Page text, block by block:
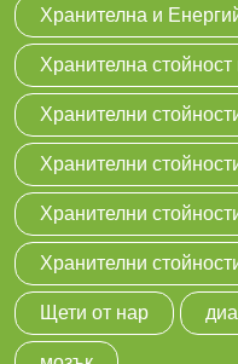
Хранителна и
Хранителна
Хранителни
Хранителни
Хранителни
Хранителни
Щети от нар